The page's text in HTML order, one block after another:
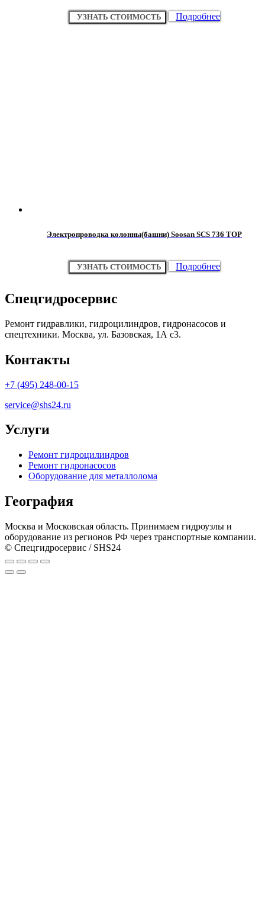
УЗНАТЬ СТОИМОСТЬ Подробнее
Электропроводка колонны(башни) Soosan SCS 736 TOP
УЗНАТЬ СТОИМОСТЬ Подробнее
Спецгидросервис
Ремонт гидравлики, гидроцилиндров, гидронасосов и
спецтехники. Москва, ул. Базовская, 1А с3.
Контакты
+7 (495) 248-00-15
service@shs24.ru
Услуги
Ремонт гидроцилиндров
Ремонт гидронасосов
Оборудование для металлолома
География
Москва и Московская область. Принимаем гидроузлы и
оборудование из регионов РФ через транспортные компании.
© Спецгидросервис / SHS24